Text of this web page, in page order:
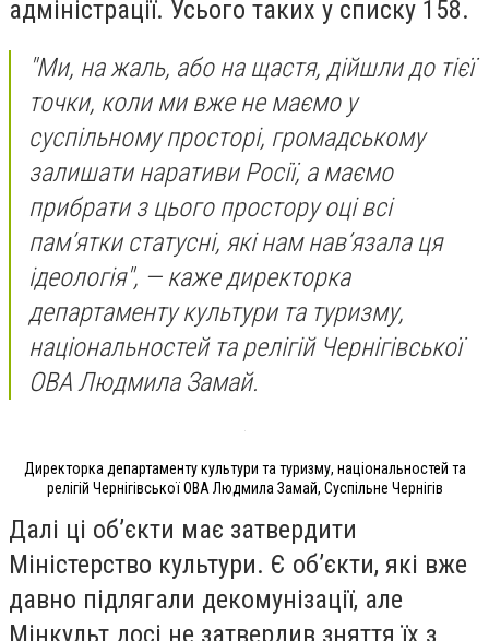
адміністрації. Усього таких у списку 158.
"Ми, на жаль, або на щастя, дійшли до тієї
точки, коли ми вже не маємо у
суспільному просторі, громадському
залишати наративи Росії, а маємо
прибрати з цього простору оці всі
пам’ятки статусні, які нам нав’язала ця
ідеологія", — каже директорка
департаменту культури та туризму,
національностей та релігій Чернігівської
ОВА Людмила Замай.
Директорка департаменту культури та туризму, національностей та
релігій Чернігівської ОВА Людмила Замай, Суспільне Чернігів
Далі ці об’єкти має затвердити
Міністерство культури. Є об’єкти, які вже
давно підлягали декомунізації, але
Мінкульт досі не затвердив зняття їх з